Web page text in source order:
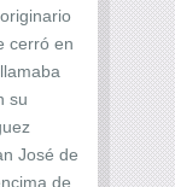
cerró en
su
José de
de